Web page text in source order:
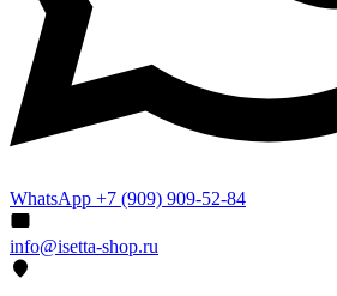
WhatsApp +7 (909) 909-52-84
info@isetta-shop.ru